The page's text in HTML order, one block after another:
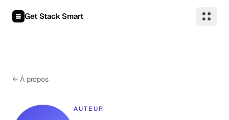
Get Stack Smart
← À propos
AUTEUR